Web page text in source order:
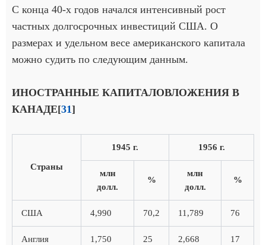
С конца 40-х годов начался интенсивный рост
частных долгосрочных инвестиций США. О
размерах и удельном весе американского капитала
можно судить по следующим данным.
ИНОСТРАННЫЕ КАПИТАЛОВЛОЖЕНИЯ В
КАНАДЕ[31]
Страны
1945 г. 1956 г.
млн
долл.
%
млн
долл.
%
США 4,990 70,2 11,789 76
Англия 1,750 25 2,668 17